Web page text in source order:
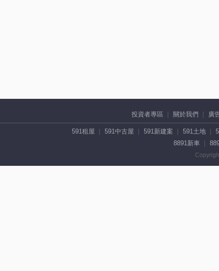
投資者專區 關於我們 廣
591租屋 591中古屋 591新建案 591土地
8891新車